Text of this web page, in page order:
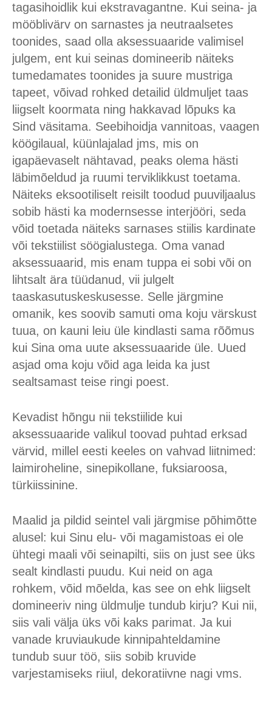
tagasihoidlik kui ekstravagantne. Kui seina- ja
mööblivärv on sarnastes ja neutraalsetes
toonides, saad olla aksessuaaride valimisel
julgem, ent kui seinas domineerib näiteks
tumedamates toonides ja suure mustriga
tapeet, võivad rohked detailid üldmuljet taas
liigselt koormata ning hakkavad lõpuks ka
Sind väsitama. Seebihoidja vannitoas, vaagen
köögilaual, küünlajalad jms, mis on
igapäevaselt nähtavad, peaks olema hästi
läbimõeldud ja ruumi terviklikkust toetama.
Näiteks eksootiliselt reisilt toodud puuviljaalus
sobib hästi ka modernsesse interjööri, seda
võid toetada näiteks sarnases stiilis kardinate
või tekstiilist söögialustega. Oma vanad
aksessuaarid, mis enam tuppa ei sobi või on
lihtsalt ära tüüdanud, vii julgelt
taaskasutuskeskusesse. Selle järgmine
omanik, kes soovib samuti oma koju värskust
tuua, on kauni leiu üle kindlasti sama rõõmus
kui Sina oma uute aksessuaaride üle. Uued
asjad oma koju võid aga leida ka just
sealtsamast teise ringi poest.
Kevadist hõngu nii tekstiilide kui
aksessuaaride valikul toovad puhtad erksad
värvid, millel eesti keeles on vahvad liitnimed:
laimiroheline, sinepikollane, fuksiaroosa,
türkiissinine.
Maalid ja pildid seintel vali järgmise põhimõtte
alusel: kui Sinu elu- või magamistoas ei ole
ühtegi maali või seinapilti, siis on just see üks
sealt kindlasti puudu. Kui neid on aga
rohkem, võid mõelda, kas see on ehk liigselt
domineeriv ning üldmulje tundub kirju? Kui nii,
siis vali välja üks või kaks parimat. Ja kui
vanade kruviaukude kinnipahteldamine
tundub suur töö, siis sobib kruvide
varjestamiseks riiul, dekoratiivne nagi vms.